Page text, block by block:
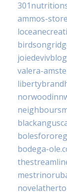
ammos-
valera-
bodega-